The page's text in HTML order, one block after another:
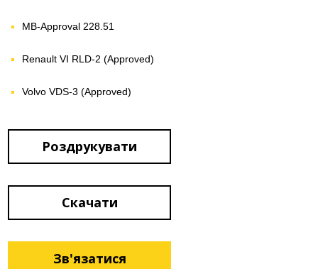
MB-Approval 228.51
Renault VI RLD-2 (Approved)
Volvo VDS-3 (Approved)
Роздрукувати
Скачати
Зв'язатися